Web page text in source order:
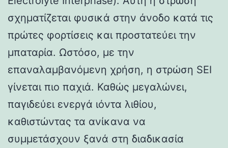
σχηματίζεται φυσικά στην άνοδο κατά τις
πρώτες φορτίσεις και προστατεύει την
μπαταρία. Ωστόσο, με την
επαναλαμβανόμενη χρήση, η στρώση SEI
γίνεται πιο παχιά. Καθώς μεγαλώνει,
παγιδεύει ενεργά ιόντα λιθίου,
καθιστώντας τα ανίκανα να
συμμετάσχουν ξανά στη διαδικασία